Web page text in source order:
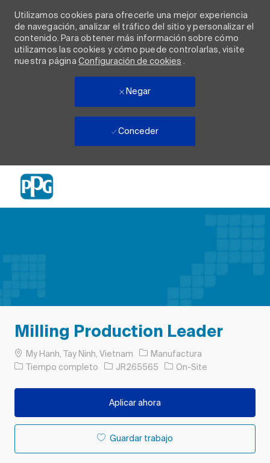
Utilizamos cookies para ofrecerle una mejor experiencia
de navegación, analizar el tráfico del sitio y personalizar el
contenido. Para obtener más información sobre cómo
utilizamos las cookies y cómo puede controlarlas, visite
nuestra página Configuración de cookies .
Negar
Conceder
Milling Production Leader
Ubicación
My Hanh, Tay Ninh, Vietnam Categoría
Manufactura
Tipo de trabajo
Tiempo completo ID de trabajo
JR265565 On-Site
Aplicar ahora
Guardar trabajo